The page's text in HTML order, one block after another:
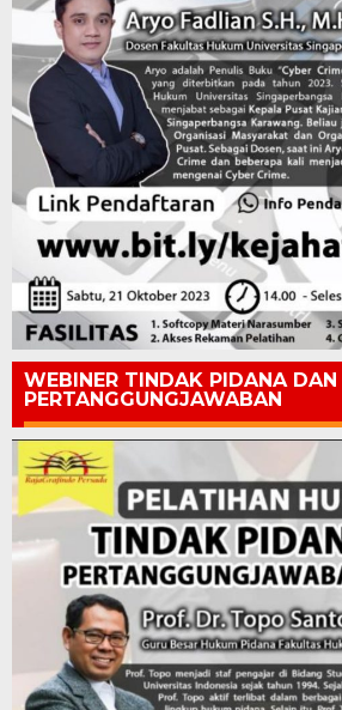
WEBINER TINDAK PIDANA DAN
PERTANGGUNGJAWABAN